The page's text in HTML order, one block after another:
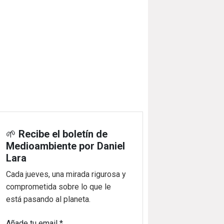
🌱 Recibe el boletín de
Medioambiente por Daniel
Lara
Cada jueves, una mirada rigurosa y
comprometida sobre lo que le
está pasando al planeta.